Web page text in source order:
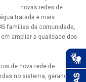
novas redes de
tratada e mais
famílias da comunidade,
ampliar a qualidade dos
de nova rede de
no sistema, gerando